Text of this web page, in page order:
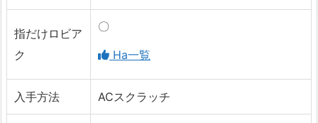
指だけロビア
ク
〇
Ha一覧
入手方法 ACスクラッチ